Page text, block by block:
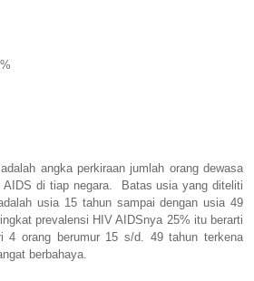
angka perkiraan jumlah orang dewasa
AIDS di tiap negara. Batas usia yang diteliti
usia 15 tahun sampai dengan usia 49
prevalensi HIV AIDSnya 25% itu berarti
4 orang berumur 15 s/d. 49 tahun terkena
berbahaya.